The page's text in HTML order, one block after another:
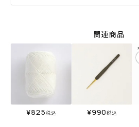
関連商品
¥825税込 ¥990税込